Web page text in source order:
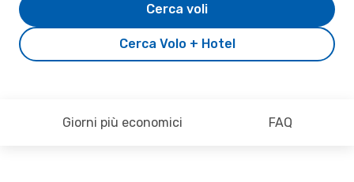
Cerca Volo + Hotel
Cerca voli
Giorni più economici FAQ